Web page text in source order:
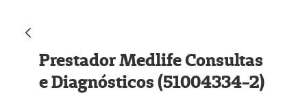
Prestador Medlife Consultas
e Diagnósticos (51004334-2)